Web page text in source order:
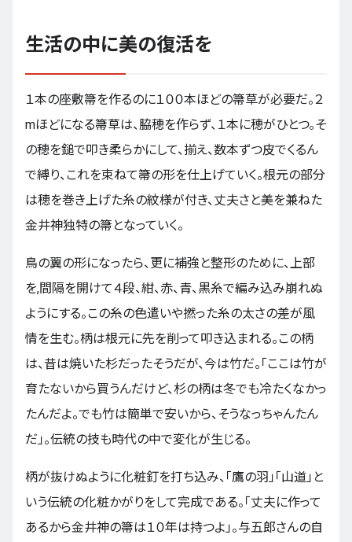
生活の中に美の復活を
１本の座敷箒を作るのに１００本ほどの箒草が必要だ。２
mほどになる箒草は、脇穂を作らず、１本に穂がひとつ。そ
の穂を鎚で叩き柔らかにして、揃え、数本ずつ皮でくるん
で縛り、これを束ねて箒の形を仕上げていく。根元の部分
は穂を巻き上げた糸の紋様が付き、丈夫さと美を兼ねた
金井神独特の箒となっていく。
鳥の翼の形になったら、更に補強と整形のために、上部
を,間隔を開けて４段、紺、赤、青、黒糸で編み込み崩れぬ
ようにする。この糸の色遣いや撚った糸の太さの差が風
情を生む。柄は根元に先を削って叩き込まれる。この柄
は、昔は焼いた杉だったそうだが、今は竹だ。「ここは竹が
育たないから買うんだけど、杉の柄は冬でも冷たくなかっ
たんだよ。でも竹は簡単で安いから、そうなっちゃんたん
だ」。伝統の技も時代の中で変化が生じる。
柄が抜けぬように化粧釘を打ち込み、「鷹の羽」「山道」と
いう伝統の化粧かがりをして完成である。「丈夫に作って
あるから金井神の箒は１０年は持つよ」。与五郎さんの自